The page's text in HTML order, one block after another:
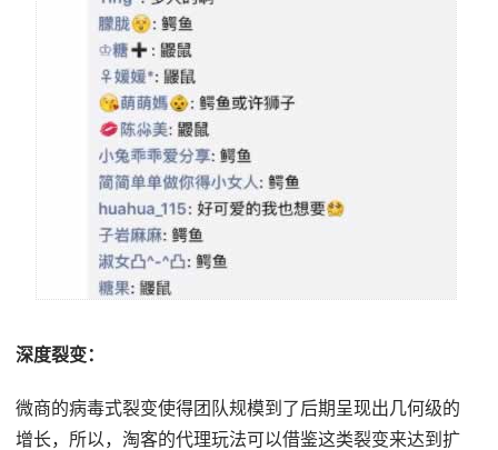
深度裂变：
微商的病毒式裂变使得团队规模到了后期呈现出几何级的
增长，所以，淘客的代理玩法可以借鉴这类裂变来达到扩